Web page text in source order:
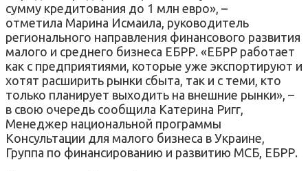
сумму кредитования до 1 млн евро», –
отметила Марина Исмаила, руководитель
регионального направления финансового развития
малого и среднего бизнеса ЕБРР. «ЕБРР работает
как с предприятиями, которые уже экспортируют и
хотят расширить рынки сбыта, так и с теми, кто
только планирует выходить на внешние рынки», –
в свою очередь сообщила Катерина Ригг,
Менеджер национальной программы
Консультации для малого бизнеса в Украине,
Группа по финансированию и развитию МСБ, ЕБРР.